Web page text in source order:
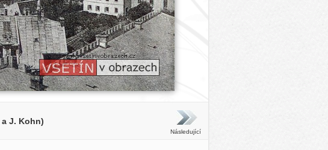
J. Kohn)
Následující